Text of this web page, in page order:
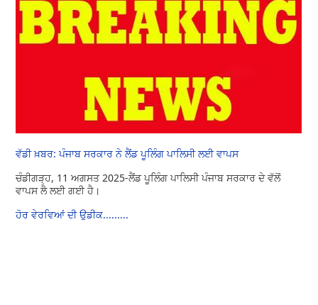
ਵੱਡੀ ਖ਼ਬਰ: ਪੰਜਾਬ ਸਰਕਾਰ ਨੇ ਲੈਂਡ ਪੂਲਿੰਗ ਪਾਲਿਸੀ ਲਈ ਵਾਪਸ
ਚੰਡੀਗੜ੍ਹ, 11 ਅਗਸਤ 2025-ਲੈਂਡ ਪੂਲਿੰਗ ਪਾਲਿਸੀ ਪੰਜਾਬ ਸਰਕਾਰ ਦੇ ਵੱਲੋਂ
ਵਾਪਸ ਲੈ ਲਈ ਗਈ ਹੈ।
ਹੋਰ ਵੇਰਵਿਆਂ ਦੀ ਉਡੀਕ.........